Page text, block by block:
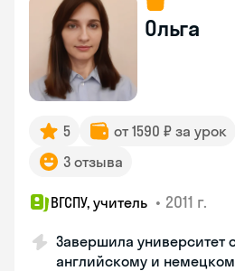
Ольга
5 от 1590 ₽ за урок
3 отзыва
ВГСПУ, учитель • 2011 г.
Завершила университет
английскому и